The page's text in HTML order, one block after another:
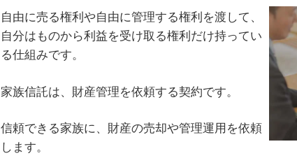
自由に売る権利や自由に管理する権利を渡して、
自分はものから利益を受け取る権利だけ持ってい
る仕組みです。
家族信託は、財産管理を依頼する契約です。
信頼できる家族に、財産の売却や管理運用を依頼
します。